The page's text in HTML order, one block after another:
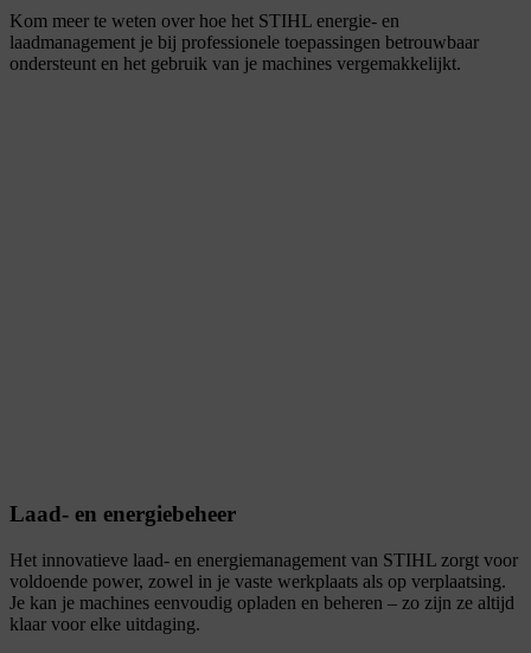
Kom meer te weten over hoe het STIHL energie- en
laadmanagement je bij professionele toepassingen betrouwbaar
ondersteunt en het gebruik van je machines vergemakkelijkt.
Laad- en energiebeheer
Het innovatieve laad- en energiemanagement van STIHL zorgt voor
voldoende power, zowel in je vaste werkplaats als op verplaatsing.
Je kan je machines eenvoudig opladen en beheren – zo zijn ze altijd
klaar voor elke uitdaging.